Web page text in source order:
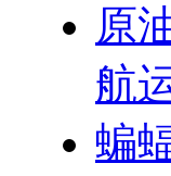
原
航
蝙